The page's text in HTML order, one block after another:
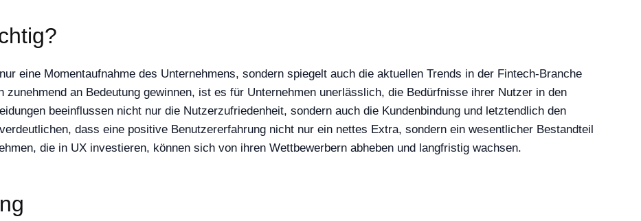
eine Momentaufnahme des Unternehmens, sondern spiegelt auch die aktuellen Trends in der Fintech-Branche
an Bedeutung gewinnen, ist es für Unternehmen unerlässlich, die Bedürfnisse ihrer Nutzer in den
beeinflussen nicht nur die Nutzerzufriedenheit, sondern auch die Kundenbindung und letztendlich den
dass eine positive Benutzererfahrung nicht nur ein nettes Extra, sondern ein wesentlicher Bestandteil
die in UX investieren, können sich von ihren Wettbewerbern abheben und langfristig wachsen.